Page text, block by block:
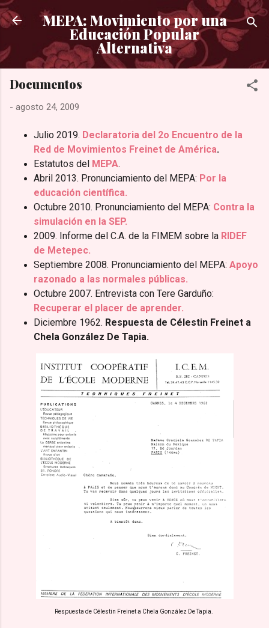
Ir al contenido principal
MEPA: Movimiento por una
Educación Popular
Alternativa
Documentos
- agosto 24, 2009
Julio 2019. Declaratoria del 2o Encuentro de la
Red de Movimientos Freinet de América.
Estatutos del MEPA.
Abril 2013. Pronunciamiento del MEPA: Por la
educación científica.
Octubre 2010. Pronunciamiento del MEPA: Contra la
simulación en la SEP.
2009. Informe del C.A. de la FIMEM sobre la RIDEF
de Metepec.
Septiembre 2008. Pronunciamiento del MEPA: Apoyo
razonado a las normales públicas.
Octubre 2007. Entrevista con Tere Garduño:
Recuperar el placer de aprender.
Diciembre 1962. Respuesta de Célestin Freinet a
Chela González De Tapia.
Respuesta de Célestin Freinet a Chela González De Tapia.